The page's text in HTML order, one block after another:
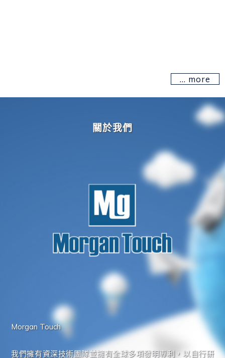
關於我們
Morgan Touch
我們擁有資深技術團隊並擁有全球多項發明專利，以自行研